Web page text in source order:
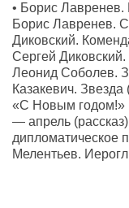
• Борис Лавренев.
Борис Лавренев.
Диковский.
Сергей
Леонид Соболев.
Казакевич.
«С Новым годом!»
— апрель
дипломатическое
Мелентьев.